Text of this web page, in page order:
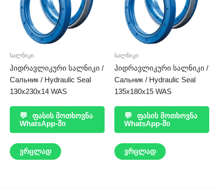
სალნიკი
ჰიდრავლიკური სალნიკი /
Сальник / Hydraulic Seal
130x230x14 WAS
💬
ფასის მოთხოვნა
WhatsApp-ში
ვრცლად
სალნიკი
ჰიდრავლიკური სალნიკი /
Сальник / Hydraulic Seal
135x180x15 WAS
💬
ფასის მოთხოვნა
WhatsApp-ში
ვრცლად